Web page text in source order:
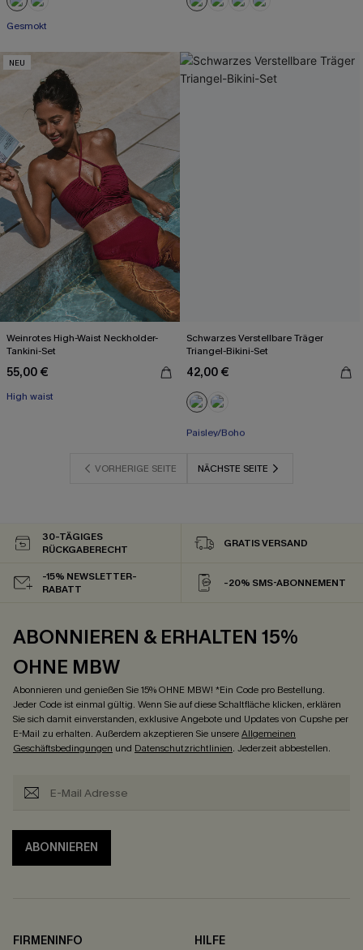
Gesmokt
NEU
Weinrotes High-Waist Neckholder-
Tankini-Set
55,00 €
High waist
Schwarzes Verstellbare Träger
Triangel-Bikini-Set
42,00 €
Mit Gratis-Maßband
Paisley/Boho
VORHERIGE SEITE
NÄCHSTE SEITE
30-TÄGIGES
RÜCKGABERECHT
GRATIS VERSAND
-15% NEWSLETTER-
RABATT
-20% SMS-ABONNEMENT
ABONNIEREN & ERHALTEN 15%
OHNE MBW
Abonnieren und genießen Sie 15% OHNE MBW! *Ein Code pro Bestellung.
Jeder Code ist einmal gültig. Wenn Sie auf diese Schaltfläche klicken, erklären
Sie sich damit einverstanden, exklusive Angebote und Updates von Cupshe per
E-Mail zu erhalten. Außerdem akzeptieren Sie unsereAllgemeinen
Geschäftsbedingungen und Datenschutzrichtlinien. Jederzeit abbestellen.
ABONNIEREN
FIRMENINFO
HILFE